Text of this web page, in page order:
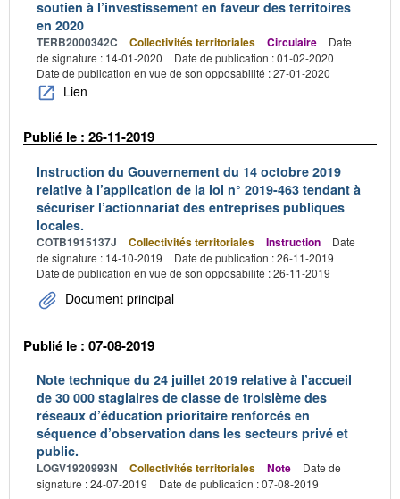
soutien à l’investissement en faveur des territoires
en 2020
TERB2000342C Collectivités territoriales Circulaire
Date
de signature : 14-01-2020
Date de publication : 01-02-2020
Date de publication en vue de son opposabilité : 27-01-2020
Lien
Publié le : 26-11-2019
Instruction du Gouvernement du 14 octobre 2019
relative à l’application de la loi n° 2019-463 tendant à
sécuriser l’actionnariat des entreprises publiques
locales.
COTB1915137J Collectivités territoriales Instruction
Date
de signature : 14-10-2019
Date de publication : 26-11-2019
Date de publication en vue de son opposabilité : 26-11-2019
Document principal
Publié le : 07-08-2019
Note technique du 24 juillet 2019 relative à l’accueil
de 30 000 stagiaires de classe de troisième des
réseaux d’éducation prioritaire renforcés en
séquence d’observation dans les secteurs privé et
public.
LOGV1920993N Collectivités territoriales Note
Date de
signature : 24-07-2019
Date de publication : 07-08-2019